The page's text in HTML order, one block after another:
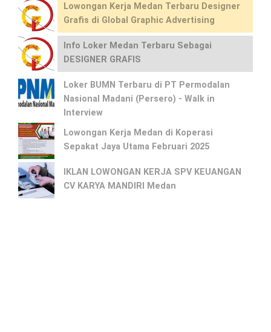
Lowongan Kerja Medan Terbaru Designer
Grafis di Global Graphic Advertising
Info Loker Medan Terbaru Sebagai
DESIGNER GRAFIS
Loker BUMN Terbaru di PT Permodalan
Nasional Madani (Persero) - Walk in
Interview
Lowongan Kerja Medan di Koperasi
Sepakat Jaya Utama Februari 2025
IKLAN LOWONGAN KERJA SPV KEUANGAN
CV KARYA MANDIRI Medan